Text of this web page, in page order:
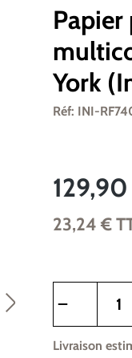
York
Réf: INI-
23,24 €
Livraison